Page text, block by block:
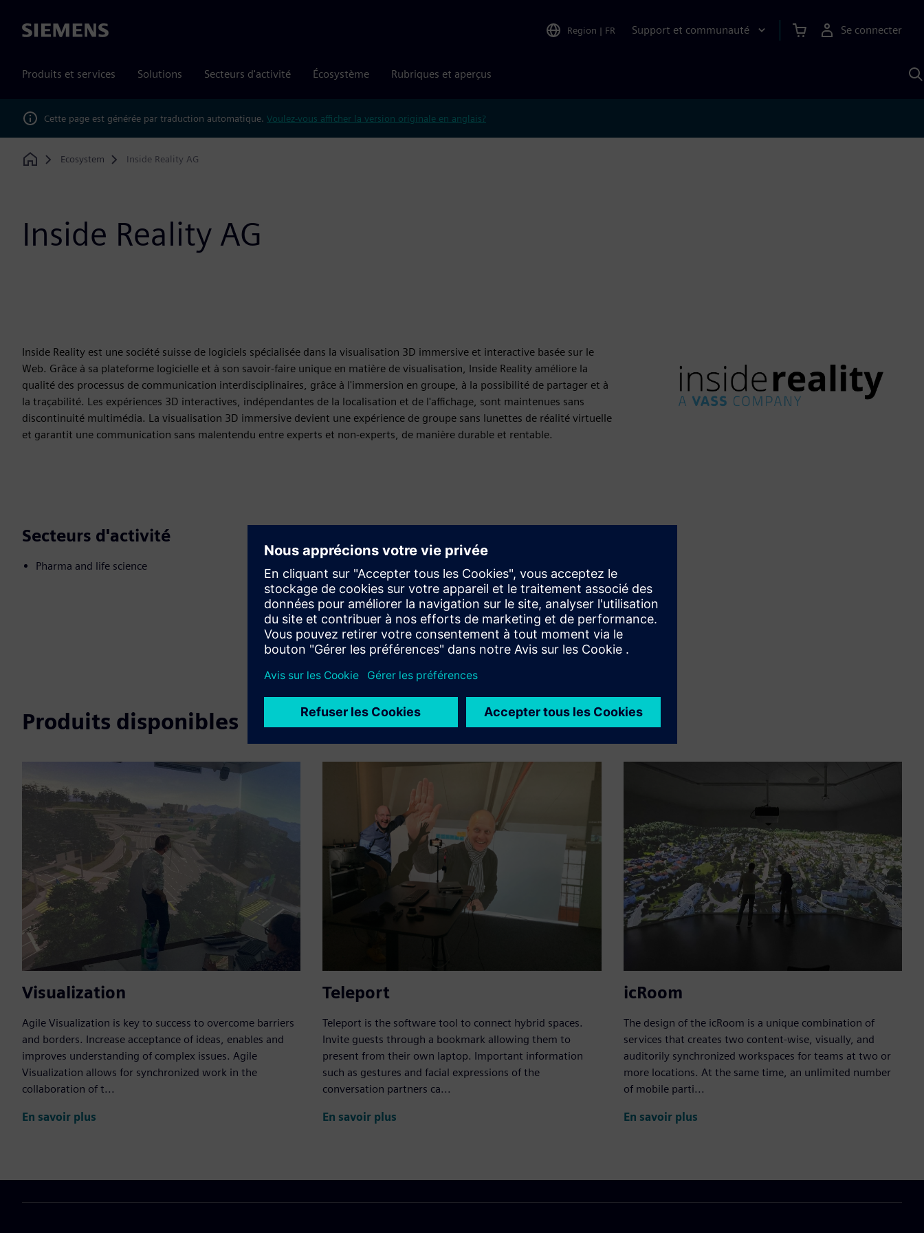
Siemens Region | FR Support et communauté Se connecter
Produits et services Solutions Secteurs d'activité Écosystème Rubriques et aperçus
Cette page est générée par traduction automatique. Voulez-vous afficher la version originale en anglais?
Home
Ecosystem Inside Reality AG
Inside Reality AG
Inside Reality est une société suisse de logiciels spécialisée dans la visualisation 3D immersive et interactive basée sur le
Web. Grâce à sa plateforme logicielle et à son savoir-faire unique en matière de visualisation, Inside Reality améliore la
qualité des processus de communication interdisciplinaires, grâce à l'immersion en groupe, à la possibilité de partager et à
la traçabilité. Les expériences 3D interactives, indépendantes de la localisation et de l'affichage, sont maintenues sans
discontinuité multimédia. La visualisation 3D immersive devient une expérience de groupe sans lunettes de réalité virtuelle
et garantit une communication sans malentendu entre experts et non-experts, de manière durable et rentable.
Secteurs d'activité
Pharma and life science
Build
Étend ou développe un produit ou une solution Siemens
Xcelerator pour créer un nouveau produit, ou crée une
nouvelle solution client en intégrant un produit Siemens
Xcelerator à son propre produit
Produits disponibles
Visualization
Agile Visualization is key to success to overcome barriers
and borders. Increase acceptance of ideas, enables and
improves understanding of complex issues. Agile
Visualization allows for synchronized work in the
collaboration of t...
En savoir plus
Teleport
Teleport is the software tool to connect hybrid spaces.
Invite guests through a bookmark allowing them to
present from their own laptop. Important information
such as gestures and facial expressions of the
conversation partners ca...
En savoir plus
icRoom
The design of the icRoom is a unique combination of
services that creates two content-wise, visually, and
auditorily synchronized workspaces for teams at two or
more locations. At the same time, an unlimited number
of mobile parti...
En savoir plus